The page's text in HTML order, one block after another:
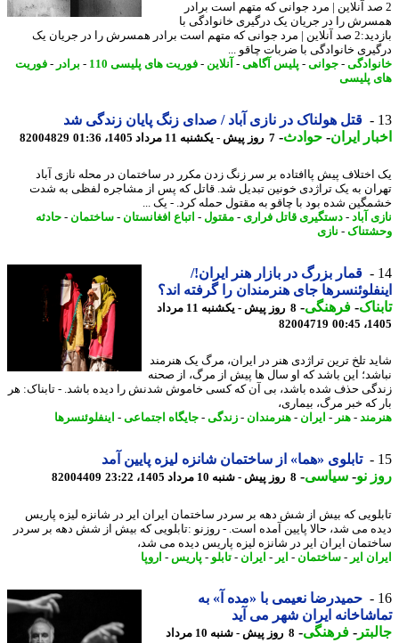
آنلاین | مرد جوانی که متهم است برادر
را در جریان یک درگیری خانوادگی با
بازدید:2 صد آنلاین | مرد جوانی که متهم است برادر همسرش را در جریان یک
خانوادگی با ضربات چاقو ...
-جوانی- پلیس آگاهی-آنلاین-فوریت های پلیسی 110 -برادر- فوریت
پلیسی
قتل هولناک در نازی آباد / صدای زنگ پایان زندگی شد
ایران- حوادث -7 روز پیش - یکشنبه 11 مرداد 1405، 01:36 82004829
پیش پاافتاده بر سر زنگ زدن مکرر در ساختمان در محله نازی آباد
به یک تراژدی خونین تبدیل شد. قاتل که پس از مشاجره لفظی به شدت
شده بود با چاقو به مقتول حمله کرد. - یک ...
آباد- دستگیری قاتل فراری - مقتول-اتباع افغانستان-ساختمان-حادثه
-نازی
قمار بزرگ در بازار هنر ایران!/
جای هنرمندان را گرفته اند؟
-فرهنگی-
8 روز پیش - یکشنبه 11 مرداد
82004719
تلخ ترین تراژدی هنر در ایران، مرگ یک هنرمند
این باشد که او سال ها پیش از مرگ، از صحنه
حذف شده باشد، بی آن که کسی خاموش شدنش را دیده باشد. - تابناک: هر
که خبر مرگ، بیماری،
-هنر-ایران - هنرمندان- زندگی-جایگاه اجتماعی-اینفلوئنسرها
تابلوی «هما» از ساختمان شانزه لیزه پایین آمد
نو- سیاسی-8 روز پیش - شنبه 10 مرداد 1405، 23:22 82004409
که بیش از شش دهه بر سردر ساختمان ایران ایر در شانزه لیزه پاریس
می شد، حالا پایین آمده است. - روزنو :تابلویی که بیش از شش دهه بر سردر
ایران ایر در شانزه لیزه پاریس دیده می شد،
ایر- ساختمان-ایر - ایران - تابلو -پاریس -اروپا
حمیدرضا نعیمی با «مده آ» به
ایران شهر می آید
-فرهنگی- 8 روز پیش - شنبه 10 مرداد